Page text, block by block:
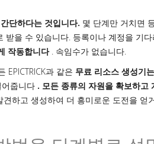
단하다는 것입니다. 몇 단계만 거치면
받을 수 있습니다. 등록이나 계정을 기
작동합니다. 속임수가 없습니다.
과 같은 무료 리소스 생성기는
줍니다 . 모든 종류의 자원을 확보하고
하고 생성하여 더 흥미로운 도전을 얻